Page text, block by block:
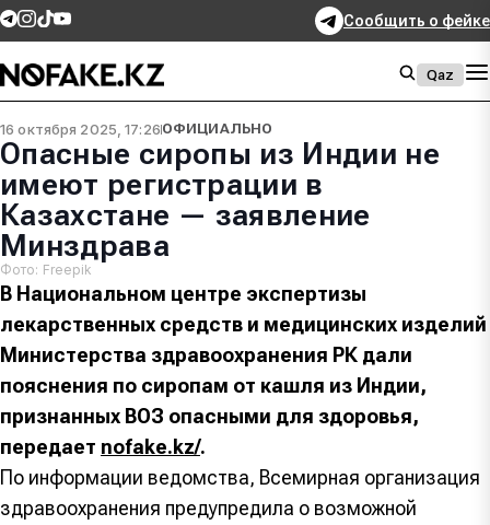
Сообщить о фейке
Qaz
16 октября 2025, 17:26ОФИЦИАЛЬНО
Опасные сиропы из Индии не
имеют регистрации в
Казахстане — заявление
Минздрава
Фото: Freepik
В Национальном центре экспертизы
лекарственных средств и медицинских изделий
Министерства здравоохранения РК дали
пояснения по сиропам от кашля из Индии,
признанных ВОЗ опасными для здоровья,
передает nofake.kz/.
По информации ведомства, Всемирная организация
здравоохранения предупредила о возможной